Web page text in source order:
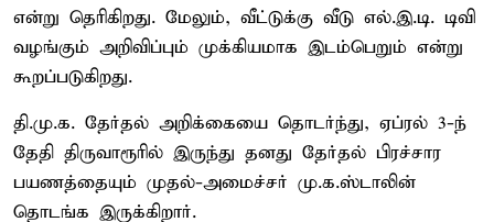
என்று தெரிகிறது. மேலும், வீட்டுக்கு வீடு எல்.இ.டி. டிவி
வழங்கும் அறிவிப்பும் முக்கியமாக இடம்பெறும் என்று
கூறப்படுகிறது.
தி.மு.க. தேர்தல் அறிக்கையை தொடர்ந்து, ஏப்ரல் 3-ந்
தேதி திருவாரூரில் இருந்து தனது தேர்தல் பிரச்சார
பயணத்தையும் முதல்-அமைச்சர் மு.க.ஸ்டாலின்
தொடங்க இருக்கிறார்.